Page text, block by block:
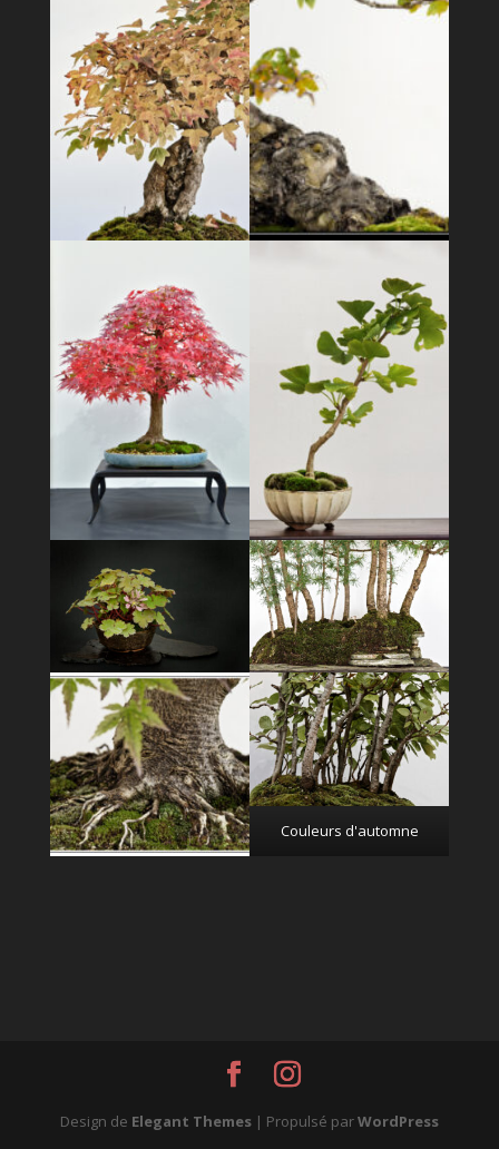
Couleurs d'automne
Design de Elegant Themes| Propulsé parWordPress